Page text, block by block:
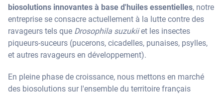
biosolutions innovantes à base d'huiles essentielles, notre
entreprise se consacre actuellement à la lutte contre des
ravageurs tels que Drosophila suzukiiet les insectes
piqueurs-suceurs (pucerons, cicadelles, punaises, psylles,
et autres ravageurs en développement).
En pleine phase de croissance, nous mettons en marché
des biosolutions sur l'ensemble du territoire français